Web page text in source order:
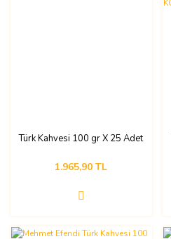
Türk Kahvesi 100 gr X 25 Adet
1.965,90 TL